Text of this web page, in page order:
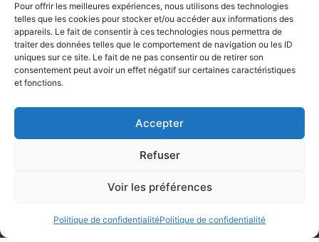
Pour offrir les meilleures expériences, nous utilisons des technologies
telles que les cookies pour stocker et/ou accéder aux informations des
appareils. Le fait de consentir à ces technologies nous permettra de
traiter des données telles que le comportement de navigation ou les ID
uniques sur ce site. Le fait de ne pas consentir ou de retirer son
consentement peut avoir un effet négatif sur certaines caractéristiques
et fonctions.
Accepter
Refuser
Voir les préférences
Politique de confidentialitéPolitique de confidentialité
Boite de Noël solidaire Marché de Noël
04 90 08 20 01